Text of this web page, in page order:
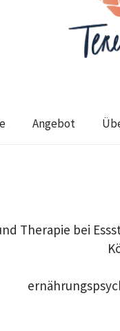
Angebot
Therapie bei